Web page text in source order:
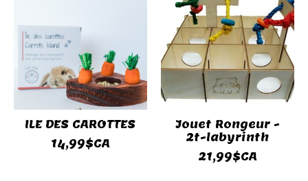
ILE DES CAROTTES
14,99$CA
Jouet Rongeur -
2t-labyrinth
21,99$CA